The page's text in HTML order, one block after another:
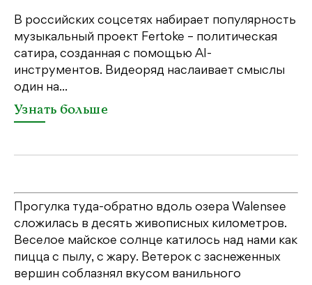
В российских соцсетях набирает популярность
музыкальный проект Fertoke – политическая
сатира, созданная с помощью AI-
инструментов. Видеоряд наслаивает смыслы
один на...
Узнать больше
Прогулка туда-обратно вдоль озера Walensee
сложилась в десять живописных километров.
Веселое майское солнце катилось над нами как
пицца с пылу, с жару. Ветерок с заснеженных
вершин соблазнял вкусом ванильного